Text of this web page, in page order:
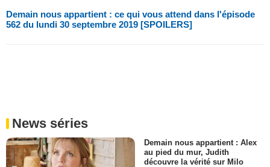
Demain nous appartient : ce qui vous attend dans l'épisode
562 du lundi 30 septembre 2019 [SPOILERS]
News séries
Demain nous appartient : Alex
au pied du mur, Judith
découvre la vérité sur Milo